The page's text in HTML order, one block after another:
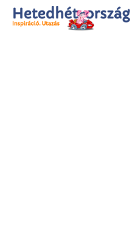
Az oldal sütiket (cookies) használ.
tájékoztató